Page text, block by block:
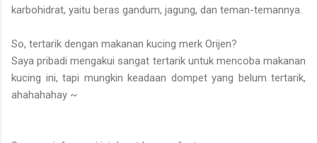
karbohidrat, yaitu beras gandum, jagung, dan teman-temannya.
So, tertarik dengan makanan kucing merk Orijen?
Saya pribadi mengakui sangat tertarik untuk mencoba makanan
kucing ini, tapi mungkin keadaan dompet yang belum tertarik,
ahahahahay ~